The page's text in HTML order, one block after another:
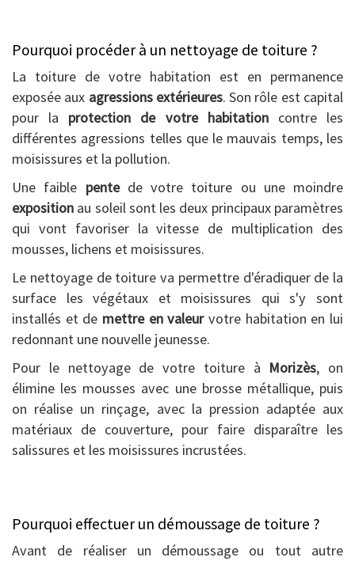
Pourquoi procéder à un nettoyage de toiture ?
La toiture de votre habitation est en permanence
exposée aux agressions extérieures. Son rôle est capital
pour la protection de votre habitationcontre les
différentes agressions telles que le mauvais temps, les
moisissures et la pollution.
Une faible pentede votre toiture ou une moindre
exposition au soleil sont les deux principaux paramètres
qui vont favoriser la vitesse de multiplication des
mousses, lichens et moisissures.
Le nettoyage de toiture va permettre d'éradiquer de la
surface les végétaux et moisissures qui s'y sont
installés et de mettre en valeurvotre habitation en lui
redonnant une nouvelle jeunesse.
Pour le nettoyage de votre toiture à Morizès, on
élimine les mousses avec une brosse métallique, puis
on réalise un rinçage, avec la pression adaptée aux
matériaux de couverture, pour faire disparaître les
salissures et les moisissures incrustées.
Pourquoi effectuer un démoussage de toiture ?
Avant de réaliser un démoussage ou tout autre